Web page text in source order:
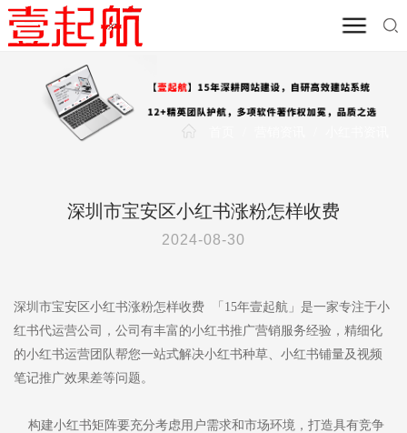
深圳市宝安区小红书涨粉怎样收费
2024-08-30
深圳市宝安区小红书涨粉怎样收费 「15年壹起航」是一家专注于小
红书代运营公司，公司有丰富的小红书推广营销服务经验，精细化
的小红书运营团队帮您一站式解决小红书种草、小红书铺量及视频
笔记推广效果差等问题。
构建小红书矩阵要充分考虑用户需求和市场环境，打造具有竞争